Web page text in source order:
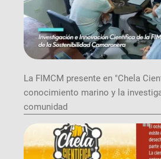
La FIMCM presente en "Chela
conocimiento marino y la
comunidad